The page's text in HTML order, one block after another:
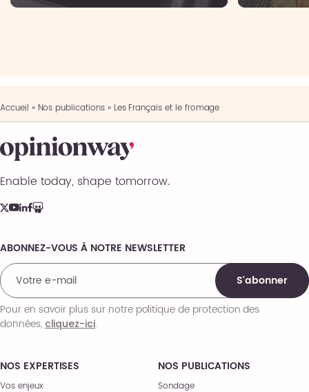
Accueil » Nos publications» Les Français et le fromage
Enable today, shape tomorrow.
NOS EXPERTISES
Vos enjeux
NOS PUBLICATIONS
Sondage
Comments
ABONNEZ-VOUS À NOTRE NEWSLETTER
S'abonner
Pour en savoir plus sur notre politique de protection des
données,cliquez-ici.